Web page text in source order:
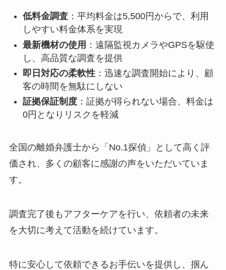
低料金調査：平均料金は5,500円からで、利用
しやすい料金体系を実現
最新機材の使用 ：遠隔監視カメラやGPSを駆使
し、高品質な調査を提供
即日対応の柔軟性：迅速な調査開始により、顧
客の時間を無駄にしない
証拠保証制度：証拠が得られない場合、料金は
0円となりリスクを軽減
全国の離婚弁護士から「No.1探偵」として高く評
価され、多くの顧客に感謝の声をいただいていま
す。
調査完了後もアフターケアを行い、依頼者の未来
を大切に考えて活動を続けています。
特に安心して依頼できるお手伝いを提供し、掴ん